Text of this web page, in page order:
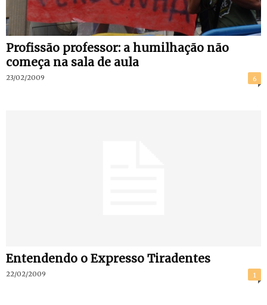
Profissão professor: a humilhação não
começa na sala de aula
23/02/2009 6
Entendendo o Expresso Tiradentes
22/02/2009 1